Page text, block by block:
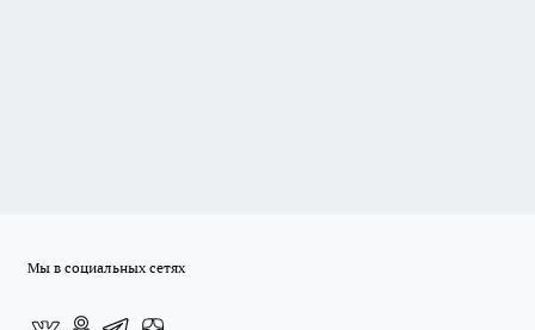
Мы в социальных сетях